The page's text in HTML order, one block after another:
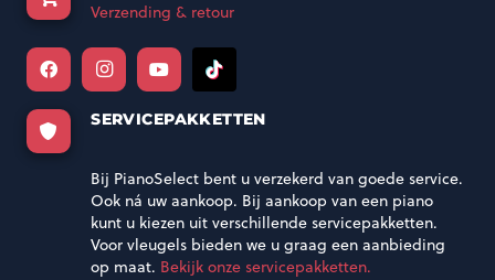
Verzending & retour
SERVICEPAKKETTEN
Bij PianoSelect bent u verzekerd van goede service.
Ook ná uw aankoop. Bij aankoop van een piano
kunt u kiezen uit verschillende servicepakketten.
Voor vleugels bieden we u graag een aanbieding
op maat. Bekijk onze servicepakketten.